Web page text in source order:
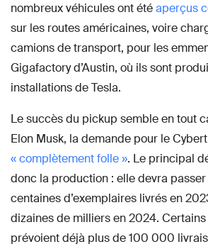
nombreux véhicules ont étéaperçus
sur les routes américaines, voire
camions de transport, pour les
Gigafactory d’Austin, où ils sont
installations de Tesla.
Le succès du pickup semble en tout
Elon Musk, la demande pour le
« complètement folle ». Le principal
donc la production : elle devra
centaines d’exemplaires livrés en
dizaines de milliers en 2024.
prévoient déjà plus de 100 000